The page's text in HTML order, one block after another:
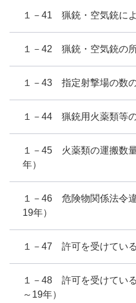
１－41 猟銃・空気銃に
１－42 猟銃・空気銃の
１－43 指定射撃場の数
１－44 猟銃用火薬類等
１－45 火薬類の運搬数
年）
１－46 危険物関係法令
19年）
１－47 許可を受けてい
１－48 許可を受けてい
～19年）